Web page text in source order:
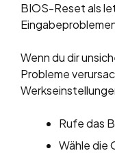
BIOS-Reset als
Wenn du dir
Probleme
Rufe das
Wähle die